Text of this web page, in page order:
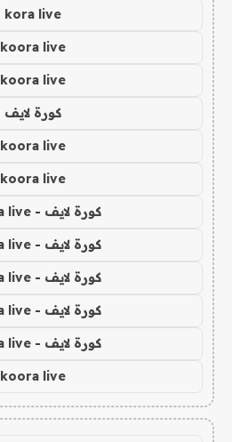
kora live
koora live
koora live
كورة لايف
koora live
koora live
كورة لايف - koora live
كورة لايف - koora live
كورة لايف - koora live
كورة لايف - koora live
كورة لايف - koora live
koora live